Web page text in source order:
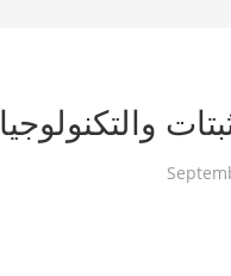
والتكنولوجيا